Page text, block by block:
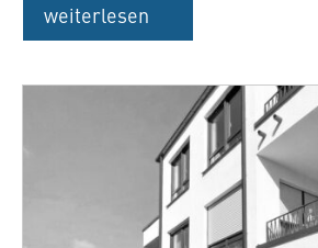
weiterlesen